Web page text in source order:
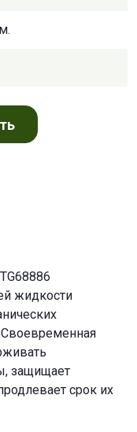
жидкости
Своевременная
защищает
срок их